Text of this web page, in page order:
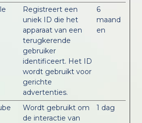
Registreert een
uniek ID die het
apparaat van een
terugkerende
gebruiker
identificeert. Het ID
wordt gebruikt voor
gerichte
advertenties.
6
maand
en
Wordt gebruikt om
de interactie van
1 dag